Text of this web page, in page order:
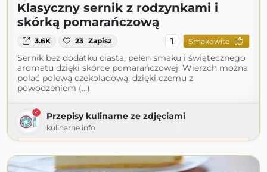
Klasyczny sernik z rodzynkami i
skórką pomarańczową
3.6K 23 Zapisz 1 Smakowite
Sernik bez dodatku ciasta, pełen smaku i świątecznego
aromatu dzięki skórce pomarańczowej. Wierzch można
polać polewą czekoladową, dzięki czemu z
powodzeniem (...)
Przepisy kulinarne ze zdjęciami
kulinarne.info